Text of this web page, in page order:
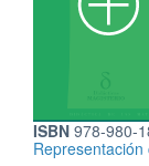
ISBN 978-980-